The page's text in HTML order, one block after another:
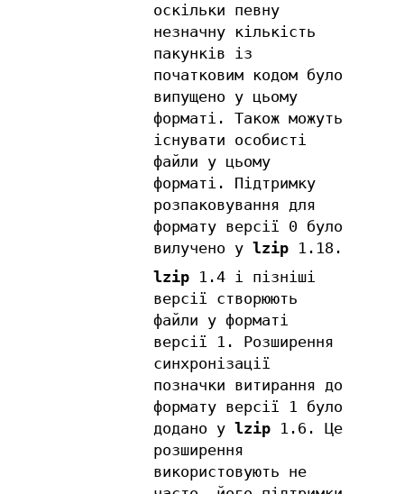
оскільки певну
незначну кількість
пакунків із
початковим кодом було
випущено у цьому
форматі. Також можуть
існувати особисті
файли у цьому
форматі. Підтримку
розпаковування для
формату версії 0 було
вилучено у lzip1.18.
lzip1.4 і пізніші
версії створюють
файли у форматі
версії 1. Розширення
синхронізації
позначки витирання до
формату версії 1 було
додано у lzip1.6. Це
розширення
використовують не